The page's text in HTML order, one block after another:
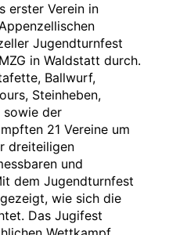
erster Verein in
Jugendturnfest
in Waldstatt durch.
Ballwurf,
Steinheben,
sowie der
21 Vereine um
dreiteiligen
und
dem Jugendturnfest
wie sich die
Das Jugifest